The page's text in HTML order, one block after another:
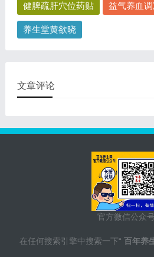
健脾疏肝穴位药贴 益气养血
养生堂黄欲晓
文章评论
官方微信公众号
在任何搜索引擎中搜索一下“ 百年养